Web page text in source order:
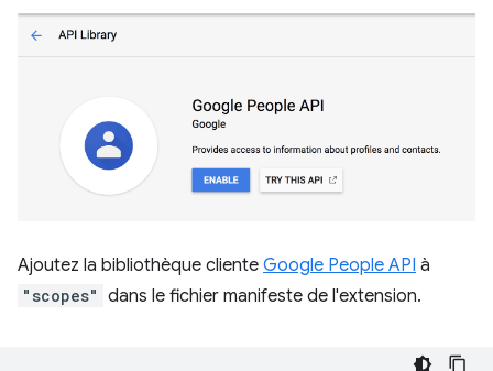
Ajoutez la bibliothèque cliente Google People API à
"scopes" dans le fichier manifeste de l'extension.